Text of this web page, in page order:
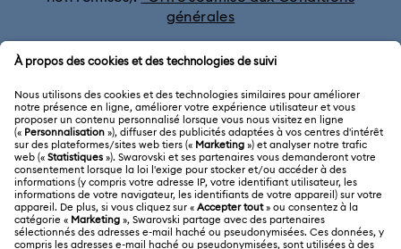
générales
Rejoignez le club
SERVICE CLIENTÈLE
Aperçu du service clientèle
Solde de la carte cadeau
A PROPOS